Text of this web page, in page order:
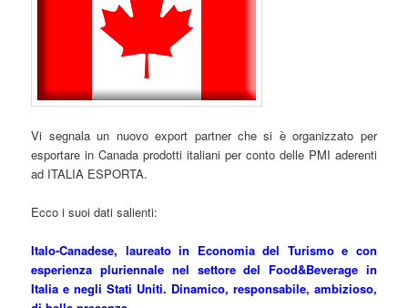
Vi segnala un nuovo export partner che si è organizzato per
esportare in Canada prodotti italiani per conto delle PMI aderenti
ad ITALIA ESPORTA.
Ecco i suoi dati salienti:
Italo-Canadese, laureato in Economia del Turismo e con
esperienza pluriennale nel settore del Food&Beverage in
Italia e negli Stati Uniti. Dinamico, responsabile, ambizioso,